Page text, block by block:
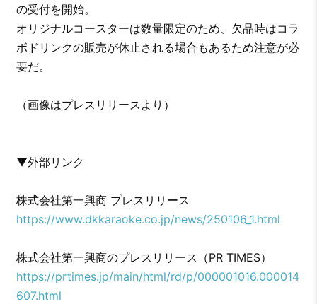
の受付を開始。
オリジナルコースターは数量限定のため、欠品時はコラ
ボドリンクの販売が休止される場合もあるため注意が必
要だ。
（画像はプレスリリースより）
▼外部リンク
株式会社第一興商 プレスリリース
https://www.dkkaraoke.co.jp/news/250106_1.html
株式会社第一興商のプレスリリース（PR TIMES）
https://prtimes.jp/main/html/rd/p/000001016.000014
607.html